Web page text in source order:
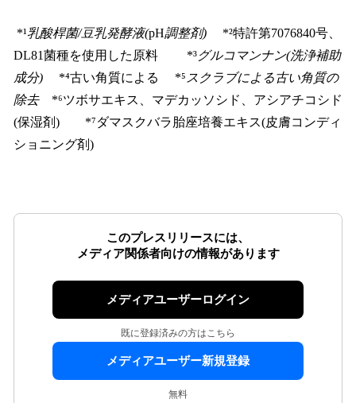
*¹乳酸桿菌/豆乳発酵液(pH調整剤) *²特許第7076840号、
DL81菌種を使用した原料 *³グルコマンナン(洗浄補助
成分) *⁴古い角質による *⁵ スクラブによる古い角質の
除去 *⁶ツボサエキス、マデカッソシド、アシアチコシド
(保湿剤) *⁷ダマスクバラ胎座培養エキス(皮膚コンディ
ショニング剤)
このプレスリリースには、
メディア関係者向けの情報があります
メディアユーザーログイン
既に登録済みの方はこちら
メディアユーザー新規登録
無料